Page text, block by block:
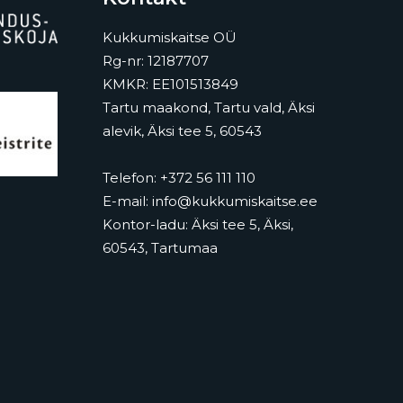
Kukkumiskaitse OÜ
Rg-nr: 12187707
KMKR: EE101513849
Tartu maakond, Tartu vald, Äksi
alevik, Äksi tee 5, 60543
Telefon: +372 56 111 110
E-mail: info@kukkumiskaitse.ee
Kontor-ladu: Äksi tee 5, Äksi,
60543, Tartumaa